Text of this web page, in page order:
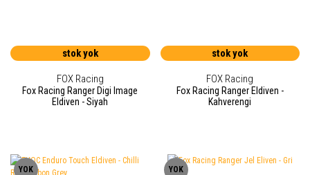
stok yok
FOX Racing
Fox Racing Ranger Digi Image
Eldiven - Siyah
stok yok
FOX Racing
Fox Racing Ranger Eldiven -
Kahverengi
YOK YOK